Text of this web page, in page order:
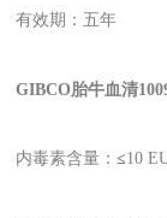
有效期：五年
GIBCO胎牛血清
内毒素含量：≤10